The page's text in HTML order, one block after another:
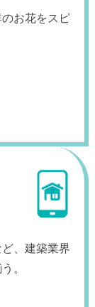
お花をスピ
、建築業界
。